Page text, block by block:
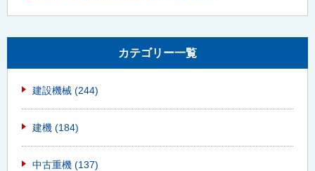
カテゴリー一覧
建設機械 (244)
建機 (184)
中古重機 (137)